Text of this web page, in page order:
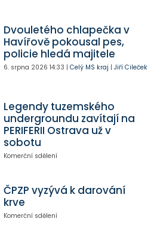
Dvouletého chlapečka v
Havířově pokousal pes,
policie hledá majitele
6. srpna 2026 14:33 | Celý MS kraj | Jiří Cileček
Legendy tuzemského
undergroundu zavítají na
PERIFERII Ostrava už v
sobotu
Komerční sdělení
ČPZP vyzývá k darování
krve
Komerční sdělení